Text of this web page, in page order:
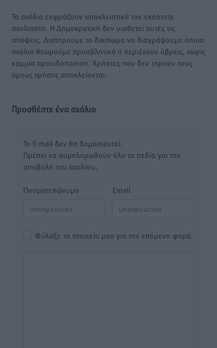
Τα σχόλια εκφράζουν αποκλειστικά τον εκάστοτε
σχολιαστή. Η Δημοκρατική δεν υιοθετεί αυτές τις
απόψεις. Διατηρούμε το δικαίωμα να διαγράψουμε όποια
σχόλια θεωρούμε προσβλητικά ή περιέχουν ύβρεις, χωρίς
καμμία προειδοποίηση. Χρήστες που δεν τηρούν τους
όρους χρήσης αποκλείονται.
Προσθέστε ένα σχόλιο
Το E-mail δεν θα δημοσιευτεί.
Πρέπει να συμπληρωθούν όλα τα πεδία για την
υποβολή του σχολίου.
Όνοματεπώνυμο Email
Φύλαξε τα στοιχεία μου για την επόμενη φορά.